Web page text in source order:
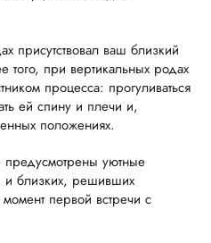
присутствовал ваш близкий
того, при вертикальных родах
процесса: прогуливаться
ей спину и плечи и,
положениях.
предусмотрены уютные
и близких, решивших
первой встречи с